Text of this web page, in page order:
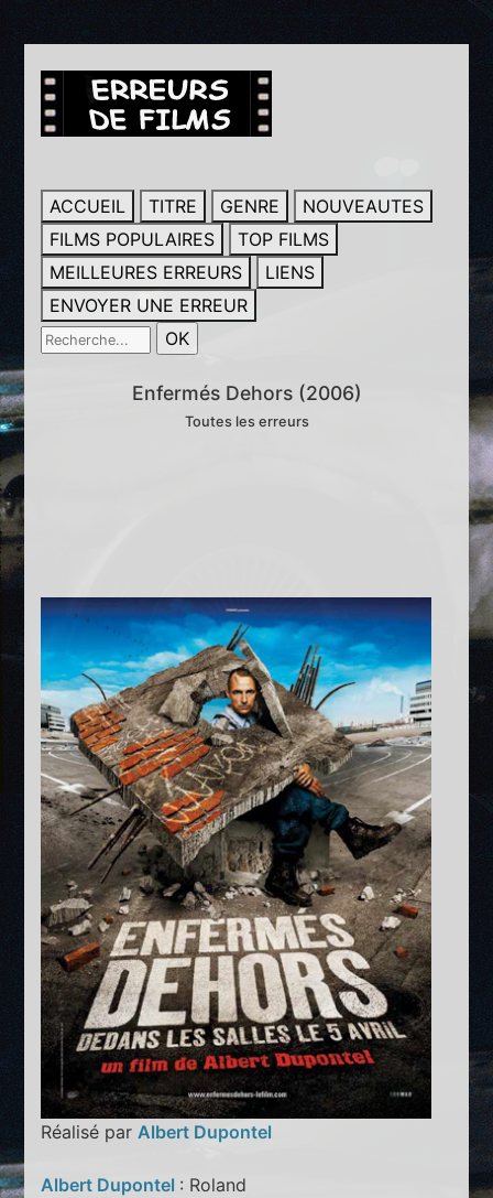
ACCUEIL TITRE GENRE
NOUVEAUTES
FILMS POPULAIRES
TOP FILMS
MEILLEURES ERREURS
LIENS
ENVOYER UNE ERREUR
Enfermés Dehors (2006)
Toutes les erreurs
Réalisé par Albert Dupontel
Albert Dupontel : Roland